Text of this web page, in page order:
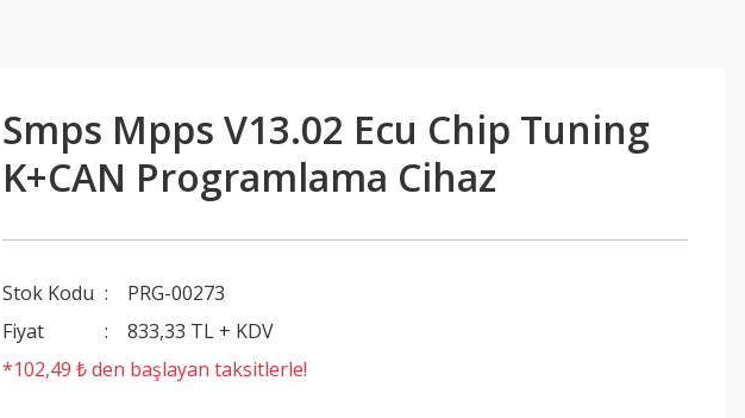
Smps Mpps V13.02 Ecu Chip Tuning
K+CAN Programlama Cihaz
Stok Kodu
PRG-00273
Fiyat
833,33 TL + KDV
*102,49 ₺ den başlayan taksitlerle!